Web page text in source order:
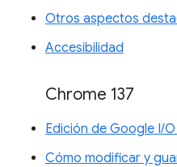
Otros aspectos
Accesibilidad
Chrome 137
Edición de Google I/
Cómo modificar y